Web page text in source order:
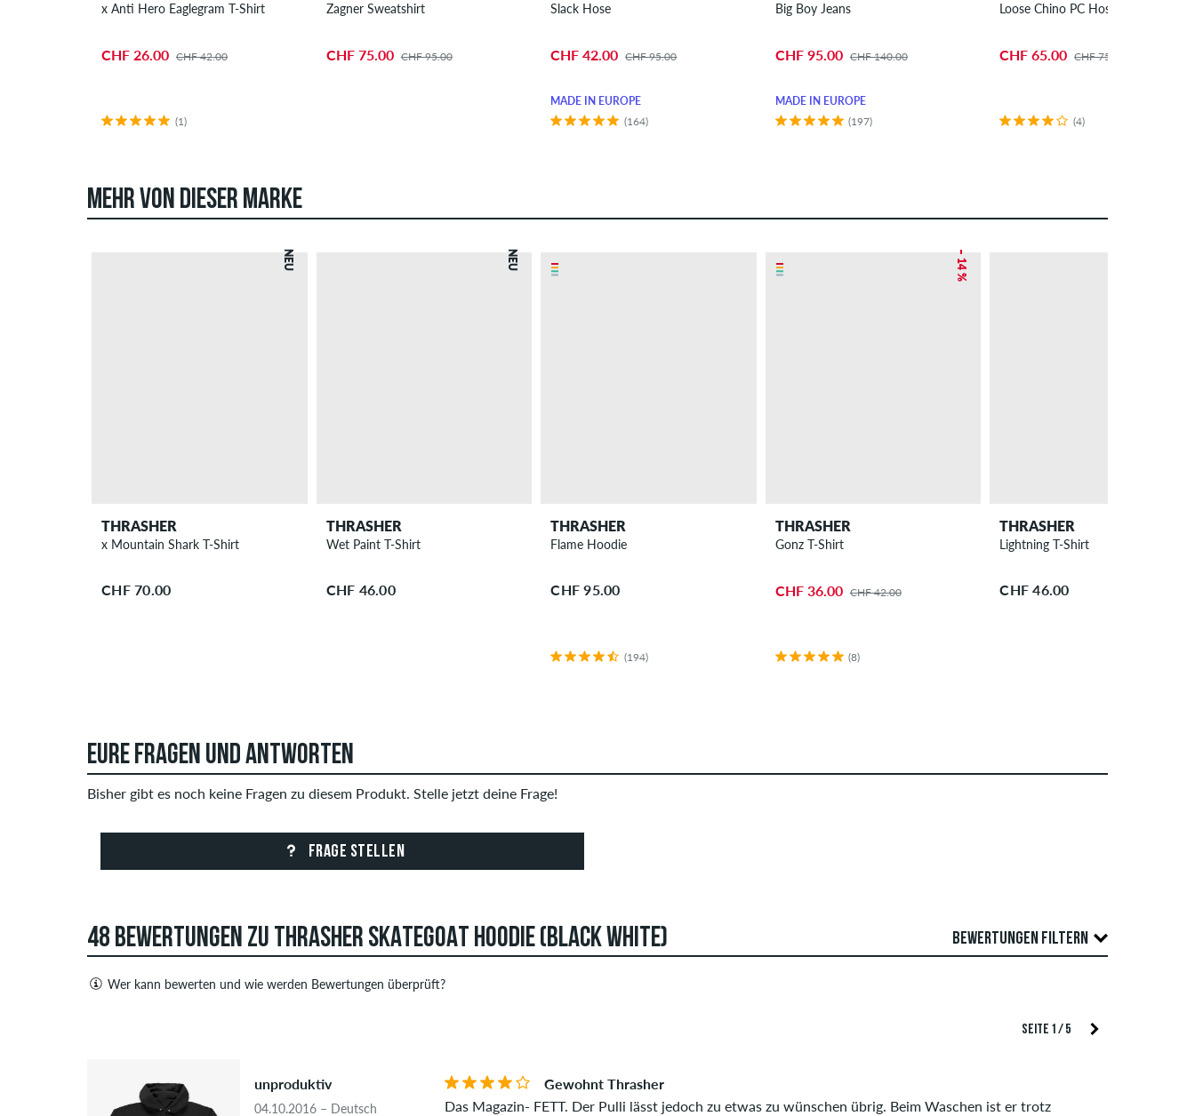
x Anti Hero Eaglegram T-Shirt
CHF 26.00 CHF 42.00
(1)
Zagner Sweatshirt
CHF 75.00 CHF 95.00
Slack Hose
CHF 42.00 CHF 95.00
MADE IN EUROPE
(164)
Big Boy Jeans
CHF 95.00 CHF 140.00
MADE IN EUROPE
(197)
Loose Chino PC Hose
CHF 65.00 CHF 75.00
(4)
MEHR VON DIESER MARKE
NEU
THRASHER
x Mountain Shark T-Shirt
CHF 70.00
NEU
THRASHER
Wet Paint T-Shirt
CHF 46.00
THRASHER
Flame Hoodie
CHF 95.00
(194)
– 14 %
THRASHER
Gonz T-Shirt
CHF 36.00 CHF 42.00
(8)
THRASHER
Lightning T-Shirt
CHF 46.00
EURE FRAGEN UND ANTWORTEN
Bisher gibt es noch keine Fragen zu diesem Produkt. Stelle jetzt deine Frage!
FRAGE STELLEN
48 BEWERTUNGEN ZU THRASHER SKATEGOAT HOODIE (BLACK WHITE)
Wer kann bewerten und wie werden Bewertungen überprüft?
sowohl positive als auch negative Bewertungen. Bewertungen mit beleidigenden oder obszönen Inhalten sowie Bewertungen, die geltendes Recht oder
Bewertungen.
BEWERTUNGEN FILTERN
SEITE 1 / 5
unproduktiv
04.10.2016 – Deutsch
Gewohnt Thrasher
Das Magazin- FETT. Der Pulli lässt jedoch zu etwas zu wünschen übrig. Beim Waschen ist er trotz